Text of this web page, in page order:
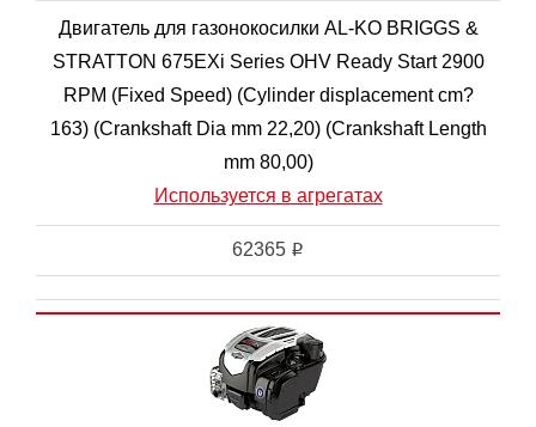
Двигатель для газонокосилки AL-KO BRIGGS &
STRATTON 675EXi Series OHV Ready Start 2900
RPM (Fixed Speed) (Cylinder displacement cm?
163) (Crankshaft Dia mm 22,20) (Crankshaft Length
mm 80,00)
Используется в агрегатах
62365 i